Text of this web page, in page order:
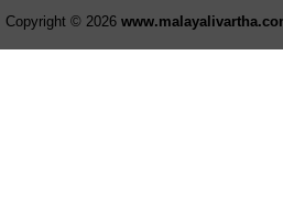
Copyright © 2026